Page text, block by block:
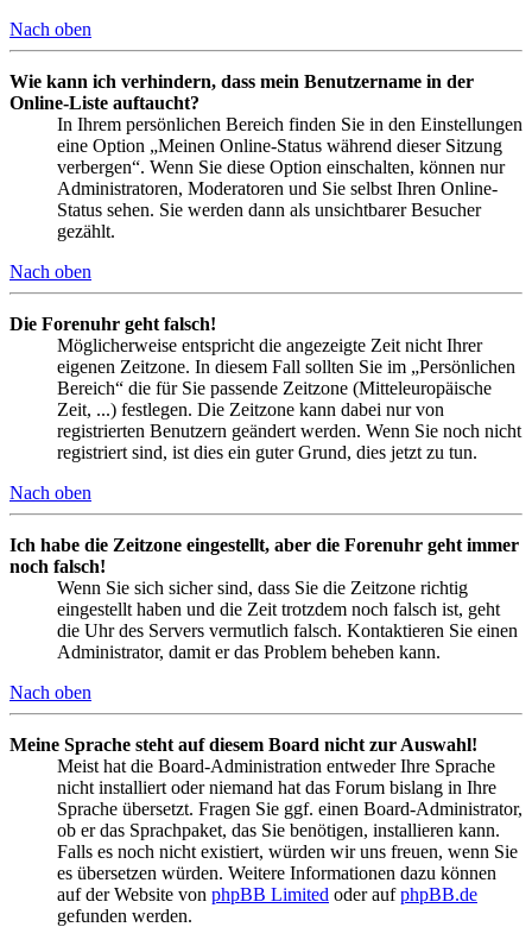
Nach oben
Wie kann ich verhindern, dass mein Benutzername in der
Online-Liste auftaucht?
In Ihrem persönlichen Bereich finden Sie in den Einstellungen
eine Option „Meinen Online-Status während dieser Sitzung
verbergen“. Wenn Sie diese Option einschalten, können nur
Administratoren, Moderatoren und Sie selbst Ihren Online-
Status sehen. Sie werden dann als unsichtbarer Besucher
gezählt.
Nach oben
Die Forenuhr geht falsch!
Möglicherweise entspricht die angezeigte Zeit nicht Ihrer
eigenen Zeitzone. In diesem Fall sollten Sie im „Persönlichen
Bereich“ die für Sie passende Zeitzone (Mitteleuropäische
Zeit, ...) festlegen. Die Zeitzone kann dabei nur von
registrierten Benutzern geändert werden. Wenn Sie noch nicht
registriert sind, ist dies ein guter Grund, dies jetzt zu tun.
Nach oben
Ich habe die Zeitzone eingestellt, aber die Forenuhr geht immer
noch falsch!
Wenn Sie sich sicher sind, dass Sie die Zeitzone richtig
eingestellt haben und die Zeit trotzdem noch falsch ist, geht
die Uhr des Servers vermutlich falsch. Kontaktieren Sie einen
Administrator, damit er das Problem beheben kann.
Nach oben
Meine Sprache steht auf diesem Board nicht zur Auswahl!
Meist hat die Board-Administration entweder Ihre Sprache
nicht installiert oder niemand hat das Forum bislang in Ihre
Sprache übersetzt. Fragen Sie ggf. einen Board-Administrator,
ob er das Sprachpaket, das Sie benötigen, installieren kann.
Falls es noch nicht existiert, würden wir uns freuen, wenn Sie
es übersetzen würden. Weitere Informationen dazu können
auf der Website von phpBB Limited oder aufphpBB.de
gefunden werden.